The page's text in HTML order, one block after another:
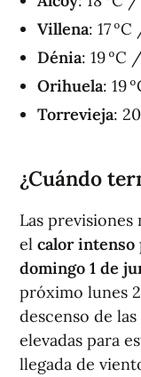
Villena: 17
Dénia: 19 ºC
Orihuela: 19
Torrevieja:
¿Cuándo
Las
el calor intenso
domingo 1 de
próximo lunes
descenso de
elevadas para
llegada de